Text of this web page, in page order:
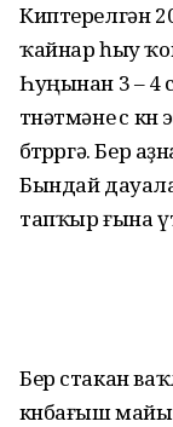
Киптерелгән
ҡайнар һыу
Һуңынан 3 – 4
төнәтмәне өс
бөтөрөргә. Бер
Бындай
тапҡыр ғына
Бер стакан
көнбағыш майы